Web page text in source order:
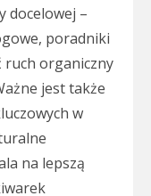
docelowej –
poradniki
ruch organiczny
jest także
w
na lepszą